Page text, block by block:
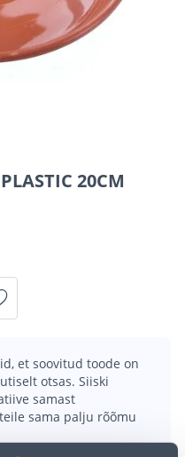
20CM
et soovitud toode on
otsas. Siiski
samast
sama palju rõõmu